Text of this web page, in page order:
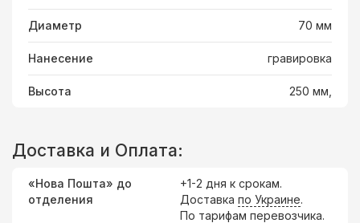
Диаметр 70 мм
Нанесение гравировка
Высота 250 мм,
Доставка и Оплата:
«Нова Пошта» до
отделения
+1-2 дня к срокам.
Доставка по Украине.
По тарифам перевозчика.